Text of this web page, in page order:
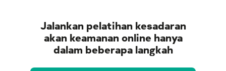
Jalankan pelatihan kesadaran
akan keamanan online hanya
dalam beberapa langkah